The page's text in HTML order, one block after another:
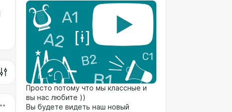
Просто потому что мы классные и
вы нас любите ))
Вы будете видеть наш новый